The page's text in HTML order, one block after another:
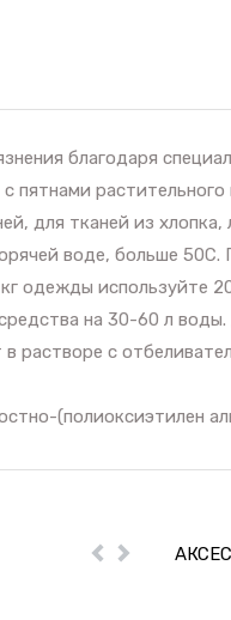
благодаря
пятнами
для тканей из
воде, больше
одежды используйте
на 30-60 л
растворе с
(полиоксиэтилен
ПредДалее